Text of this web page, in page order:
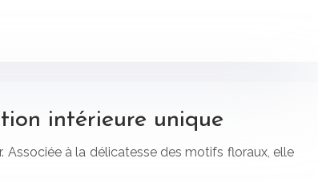
intérieure unique
Associée à la délicatesse des motifs floraux, elle